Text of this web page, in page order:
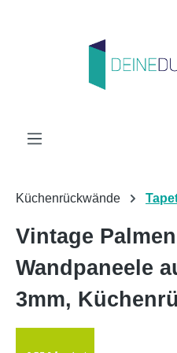
Küchenrückwände
Vintage
Wandpaneele
3mm,